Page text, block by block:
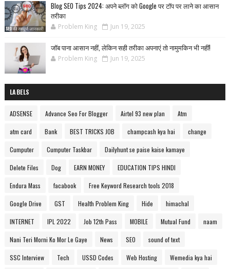
Blog SEO Tips 2024: अपने ब्लॉग को Google पर टॉप पर लाने का आसान
तरीका
Problem King Jun 19, 2025
जॉब पाना आसान नहीं, लेकिन सही तरीका अपनाएं तो नामुमकिन भी नहीं!
Problem King Jun 19, 2025
LABELS
ADSENSE Advance Seo For Blogger Airtel 93 new plan Atm
atm card Bank BEST TRICKS JOB champcash kya hai change
Cumputer Cumputer Taskbar Dailyhunt se paise kaise kamaye
Delete Files Dog EARN MONEY EDUCATION TIPS HINDI
Endura Mass facabook Free Keyword Research tools 2018
Google Drive GST Health Problem King Hide himachal
INTERNET IPL 2022 Job 12th Pass MOBILE Mutual Fund naam
Nani Teri Morni Ko Mor Le Gaye News SEO sound of text
SSC Interview Tech USSD Codes Web Hosting Wemedia kya hai